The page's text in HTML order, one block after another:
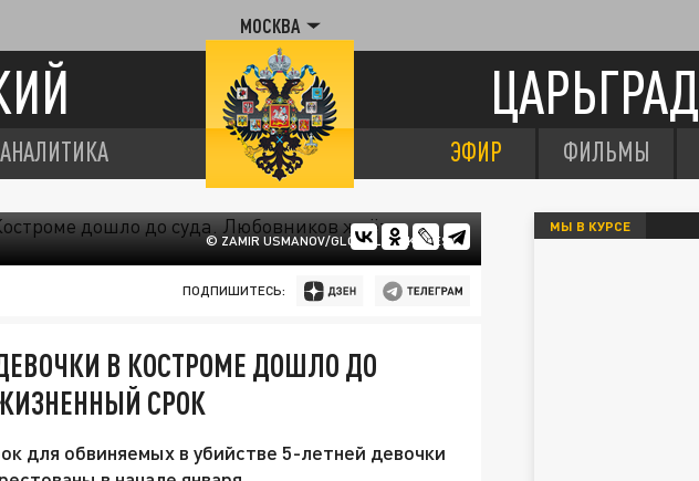
МОСКВА
ЦАРЬГРАД
АНАЛИТИКА ЭФИР ФИЛЬМЫ
© ZAMIR USMANOV/GLOBALLOOKPRESS
ПОДПИШИТЕСЬ:
В КОСТРОМЕ ДОШЛО ДО
СРОК
для обвиняемых в убийстве 5-летней девочки
МЫ В КУРСЕ